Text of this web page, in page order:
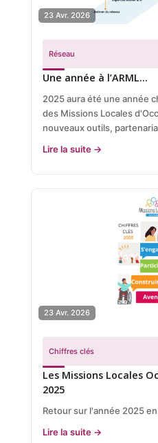
23 Avr. 2026
Réseau
Une année à l’ARML…
2025 aura été une année
des Missions Locales
nouveaux outils,
Lire la suite →
23 Avr. 2026
Chiffres clés
Les Missions Locales
2025
Retour sur l'année 2025
Lire la suite →